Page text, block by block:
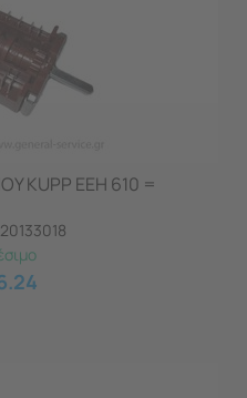
KUPP EEH 610 =
20133018